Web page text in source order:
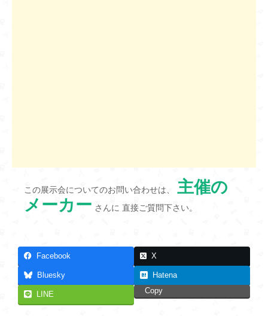
この展示会についてのお問い合わせは、 主催の
メーカー さんに 直接ご質問下さい。
Facebook X
Bluesky Hatena
LINE Copy